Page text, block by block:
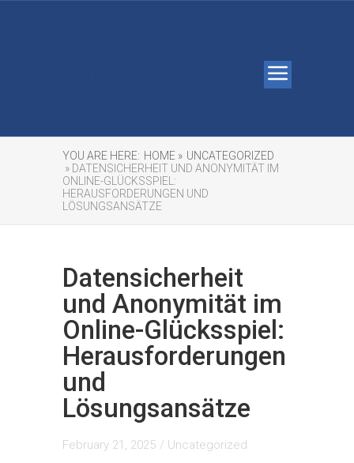
YOU ARE HERE: HOME » UNCATEGORIZED
» DATENSICHERHEIT UND ANONYMITÄT IM
ONLINE-GLÜCKSSPIEL:
HERAUSFORDERUNGEN UND
LÖSUNGSANSÄTZE
Datensicherheit
und Anonymität im
Online-Glücksspiel:
Herausforderungen
und
Lösungsansätze
February 21, 2025 / Uncategorized